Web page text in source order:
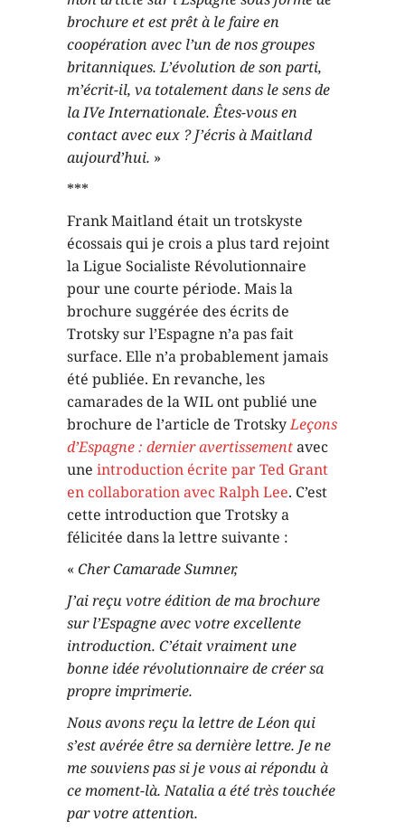
brochure et est prêt à le faire en
coopération avec l’un de nos groupes
britanniques. L’évolution de son parti,
m’écrit-il, va totalement dans le sens de
la IVe Internationale. Êtes-vous en
contact avec eux ? J’écris à Maitland
aujourd’hui. »
***
Frank Maitland était un trotskyste
écossais qui je crois a plus tard rejoint
la Ligue Socialiste Révolutionnaire
pour une courte période. Mais la
brochure suggérée des écrits de
Trotsky sur l’Espagne n’a pas fait
surface. Elle n’a probablement jamais
été publiée. En revanche, les
camarades de la WIL ont publié une
brochure de l’article de TrotskyLeçons
d’Espagne : dernier avertissementavec
une introduction écrite par Ted Grant
en collaboration avec Ralph Lee. C’est
cette introduction que Trotsky a
félicitée dans la lettre suivante :
« Cher Camarade Sumner,
J’ai reçu votre édition de ma brochure
sur l’Espagne avec votre excellente
introduction. C’était vraiment une
bonne idée révolutionnaire de créer sa
propre imprimerie.
Nous avons reçu la lettre de Léon qui
s’est avérée être sa dernière lettre. Je ne
me souviens pas si je vous ai répondu à
ce moment-là. Natalia a été très touchée
par votre attention.